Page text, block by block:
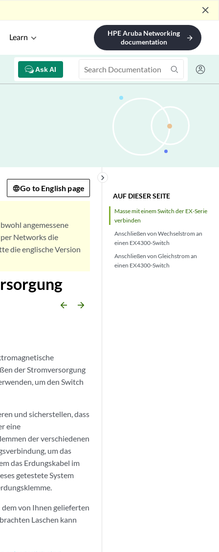
close
Learn
HPE Aruba Networking
documentation
arrow_forward
Ask AI
AUF DIESER SEITE
Masse mit einem Switch der EX-Serie
verbinden
Anschließen von Wechselstrom an
einen EX4300-Switch
Anschließen von Gleichstrom an
einen EX4300-Switch
keyboard_arrow_right
Go to English page
angemessene
Networks die
die englische Version
arrow_backward arrow_forward
der Stromversorgung
um den Switch
und sicherstellen, dass
eine
der verschiedenen
um das
das Erdungskabel im
getestete System
dem von Ihnen gelieferten
Laschen kann